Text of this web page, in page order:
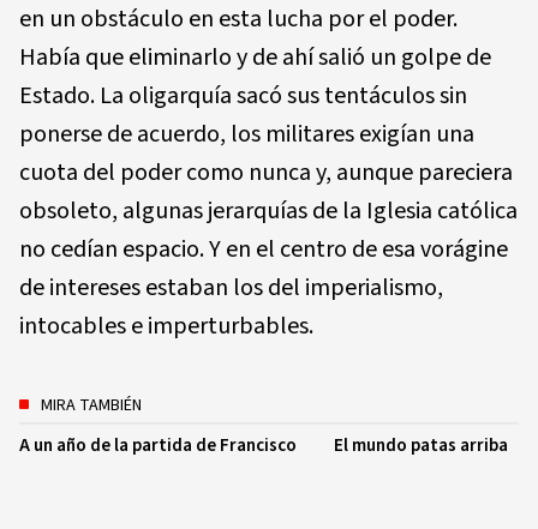
en un obstáculo en esta lucha por el poder.
Había que eliminarlo y de ahí salió un golpe de
Estado. La oligarquía sacó sus tentáculos sin
ponerse de acuerdo, los militares exigían una
cuota del poder como nunca y, aunque pareciera
obsoleto, algunas jerarquías de la Iglesia católica
no cedían espacio. Y en el centro de esa vorágine
de intereses estaban los del imperialismo,
intocables e imperturbables.
MIRA TAMBIÉN
A un año de la partida de Francisco El mundo patas arriba